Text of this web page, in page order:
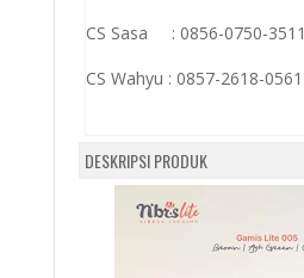
CS Sasa : 0856-0750-3511
CS Wahyu : 0857-2618-0561
DESKRIPSI PRODUK